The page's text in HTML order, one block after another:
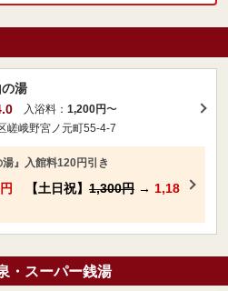
湯
入浴料： 1,200円〜
嵯峨野宮ノ元町55-4-7
湯』入館料120円引き
【土日祝】 1,300円 → 1,18
・スーパー銭湯